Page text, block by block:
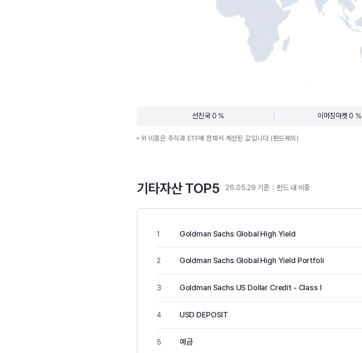
선진국 0 % 이머징마켓 0 %
위 비중은 주식과 ETF에 한해서 계산된 값입니다.(펀드제외)
기타자산 TOP5 26.05.29 기준 펀드 내 비중
1 Goldman Sachs Global High Yield
2 Goldman Sachs Global High Yield Portfoli
3 Goldman Sachs US Dollar Credit - Class I
4 USD DEPOSIT
5 예금